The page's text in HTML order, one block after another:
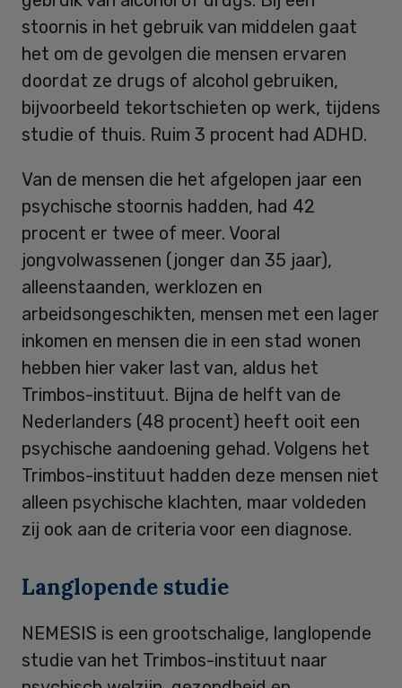
stoornis in het gebruik van middelen gaat
het om de gevolgen die mensen ervaren
doordat ze drugs of alcohol gebruiken,
bijvoorbeeld tekortschieten op werk, tijdens
studie of thuis. Ruim 3 procent had ADHD.
Van de mensen die het afgelopen jaar een
psychische stoornis hadden, had 42
procent er twee of meer. Vooral
jongvolwassenen (jonger dan 35 jaar),
alleenstaanden, werklozen en
arbeidsongeschikten, mensen met een lager
inkomen en mensen die in een stad wonen
hebben hier vaker last van, aldus het
Trimbos-instituut. Bijna de helft van de
Nederlanders (48 procent) heeft ooit een
psychische aandoening gehad. Volgens het
Trimbos-instituut hadden deze mensen niet
alleen psychische klachten, maar voldeden
zij ook aan de criteria voor een diagnose.
Langlopende studie
NEMESIS is een grootschalige, langlopende
studie van het Trimbos-instituut naar